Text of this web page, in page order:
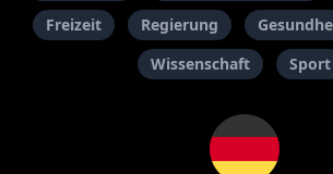
Freizeit
Regierung
Wissenschaft
Sport